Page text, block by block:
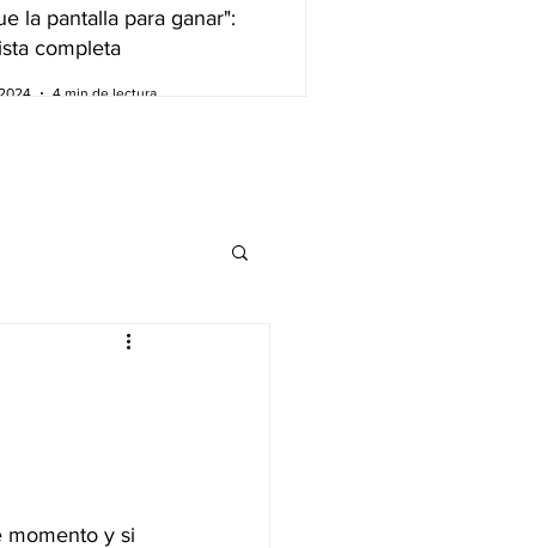
la pantalla para ganar":
completa
4 min de lectura
momento y si